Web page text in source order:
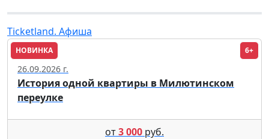
Ticketland. Афиша
НОВИНКА 6+
Москва
26.09.2026 г.
История одной квартиры в Милютинском
переулке
от3 000 руб.